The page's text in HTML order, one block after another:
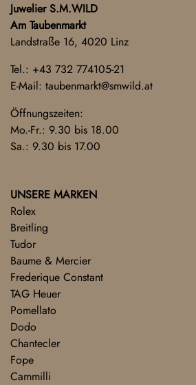
Juwelier S.M.WILD
Am Taubenmarkt
Landstraße 16, 4020 Linz
Tel.: +43 732 774105-21
E-Mail: taubenmarkt@smwild.at
Öffnungszeiten:
Mo.-Fr.: 9.30 bis 18.00
Sa.: 9.30 bis 17.00
UNSERE MARKEN
Rolex
Breitling
Tudor
Baume & Mercier
Frederique Constant
TAG Heuer
Pomellato
Dodo
Chantecler
Fope
Cammilli